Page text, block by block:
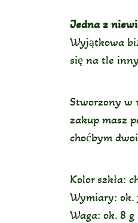
Jedna z
Wyjątkowa
się na tle
Stworzony w
zakup masz
choćbym
Kolor szkła:
Wymiary: ok.
Waga: ok. 8 g